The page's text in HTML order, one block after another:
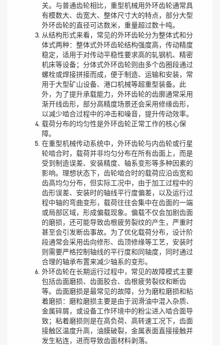
关。与普通齿轮相比，重型机械用外环齿轮通常具
有模数大、齿宽大、整体尺寸大的特点，部分大型
外环齿轮的直径可达数米，重量超过数十吨。
从结构形式来看，常见的外环齿轮分为整体式和分
体式两种：整体式外环齿轮结构强度高，传动精度
稳定，适用于对传动平稳性要求高的轧钢机、精密
机床等设备；分体式外环齿轮则由多个齿圈段通过
螺栓或焊接拼接而成，便于制造、运输和安装，常
用于大型矿山设备、港口机械等超重型装备。此
外，为了提升承载能力，外环齿轮的齿廓通常采用
渐开线齿形，部分高精度场景还会采用修缘齿形，
以减少啮合过程中的冲击和噪音，提升传动效率。
载荷分布的均匀性是外环齿轮正常工作的核心保
障。
在重型机械传动系统中，外环齿轮与内齿轮或行星
轮啮合时，载荷并非均匀分布在所有齿面上，而是
受到制造误差、安装精度、轴系变形等多种因素的
影响。理想状态下，齿轮啮合时的载荷应沿齿宽和
齿高均匀分布，但实际工况中，由于加工过程中的
齿形误差、安装时的轴线平行度偏差，以及运行过
程中轴的弯曲变形，载荷往往会集中在齿面的一端
或局部区域，形成偏载现象。偏载不仅会加剧齿面
的磨损，还可能导致齿根疲劳裂纹的产生，严重时
甚至会引发断齿事故。为了优化载荷分布，设计阶
段通常会采用齿向修形、齿顶修缘等工艺，安装时
则需要严格控制轴线的平行度和同轴度，同时通过
合理的轴承布置来减少轴系的变形。
外环齿轮在长期运行过程中，常见的故障模式主要
包括齿面磨损、齿面胶合、齿根疲劳裂纹和断齿
等。齿面磨损是最常见的故障，分为磨粒磨损和粘
着磨损：磨粒磨损主要是由于润滑油中混入杂质、
金属碎屑，或设备工作环境中的粉尘进入啮合面导
致；粘着磨损则是在高负荷、高转速工况下，齿面
接触区温度升高，油膜破裂，金属表面直接接触并
发生粘连，进而导致齿面材料剥落。